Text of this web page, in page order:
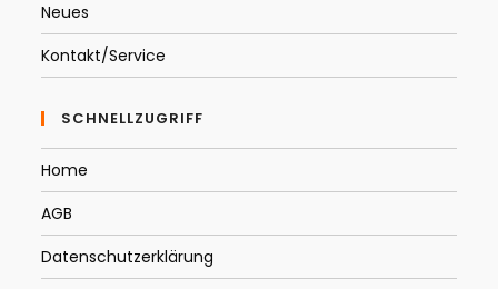
Neues
Kontakt/Service
SCHNELLZUGRIFF
Home
AGB
Datenschutzerklärung